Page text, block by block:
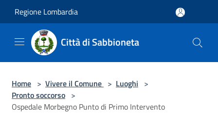
Regione Lombardia
Città di Sabbioneta
Home > Vivere il Comune > Luoghi >
Pronto soccorso >
Ospedale Morbegno Punto di Primo Intervento